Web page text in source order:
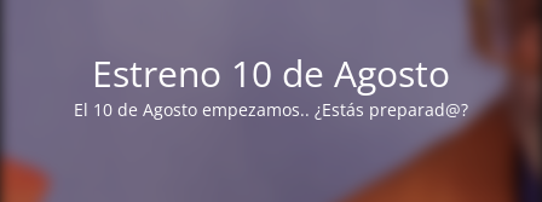
Estreno 10 de Agosto
El 10 de Agosto empezamos.. ¿Estás preparad@?